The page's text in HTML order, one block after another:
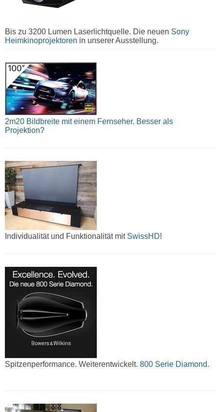
Bis zu 3200 Lumen Laserlichtquelle. Die neuen Sony
Heimkinoprojektoren in unserer Ausstellung.
2m20 Bildbreite mit einem Fernseher. Besser als
Projektion?
Individualität und Funktionalität mitSwissHD!
Spitzenperformance. Weiterentwickelt. 800 Serie Diamond.